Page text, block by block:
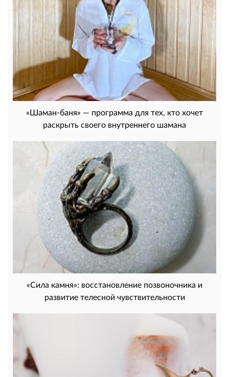
«Шаман-баня» — программа для тех, кто хочет
раскрыть своего внутреннего шамана
«Сила камня»: восстановление позвоночника и
развитие телесной чувствительности